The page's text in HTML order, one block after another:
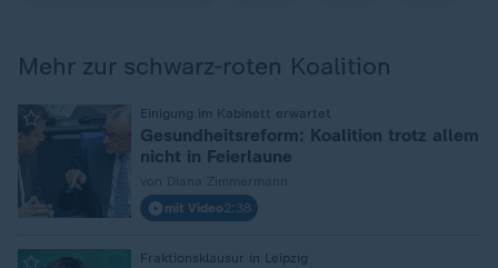
Mehr zur schwarz-roten Koalition
Einigung im Kabinett erwartet
Gesundheitsreform: Koalition trotz allem
nicht in Feierlaune
mit Video2:38
Fraktionsklausur in Leipzig